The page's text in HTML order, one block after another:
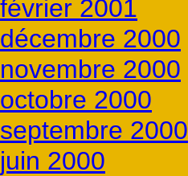
février 2001
décembre 2000
novembre 2000
octobre 2000
septembre 2000
juin 2000